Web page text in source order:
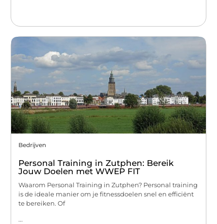
Bedrijven
Personal Training in Zutphen: Bereik
Jouw Doelen met WWEP FIT
Waarom Personal Training in Zutphen? Personal training
is de ideale manier om je fitnessdoelen snel en efficiënt
te bereiken. Of
...